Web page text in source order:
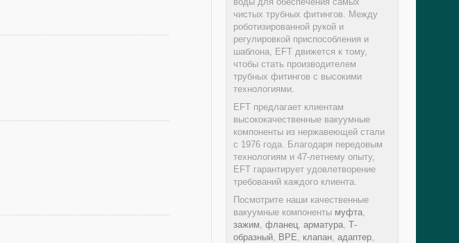
чистых трубных фитингов. Между
роботизированной рукой и
регулировкой приспособления и
шаблона, EFT движется к тому,
чтобы стать производителем
трубных фитингов с высокими
технологиями.
EFT предлагает клиентам
высококачественные вакуумные
компоненты из нержавеющей стали
с 1976 года. Благодаря передовым
технологиям и 47-летнему опыту,
EFT гарантирует удовлетворение
требований каждого клиента.
Посмотрите наши качественные
вакуумные компоненты муфта,
зажим, фланец, арматура, Т-
образный, BPE, клапан, адаптер,